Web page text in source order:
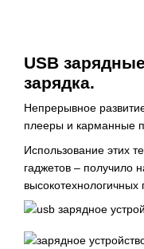
USB
зарядка.
Непрерывное
плееры и карманные
Использование этих
гаджетов – получило
высокотехнологичных